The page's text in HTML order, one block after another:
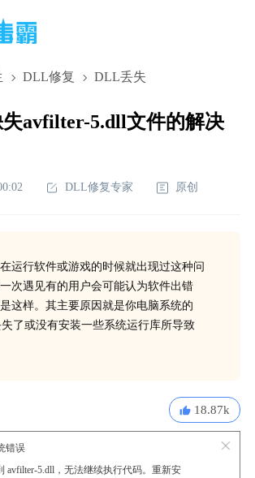
DLL修复 DLL丢失
avfilter-5.dll文件的解决
DLL修复专家 原创
运行软件或游戏的时候就出现过这种问
次遇见有的用户会可能认为软件出错
这样。其主要原因就是你电脑系统的
了或没有安装一些系统运行库所导致
18.87k
错误
avfilter-5.dll，无法继续执行代码。重新安